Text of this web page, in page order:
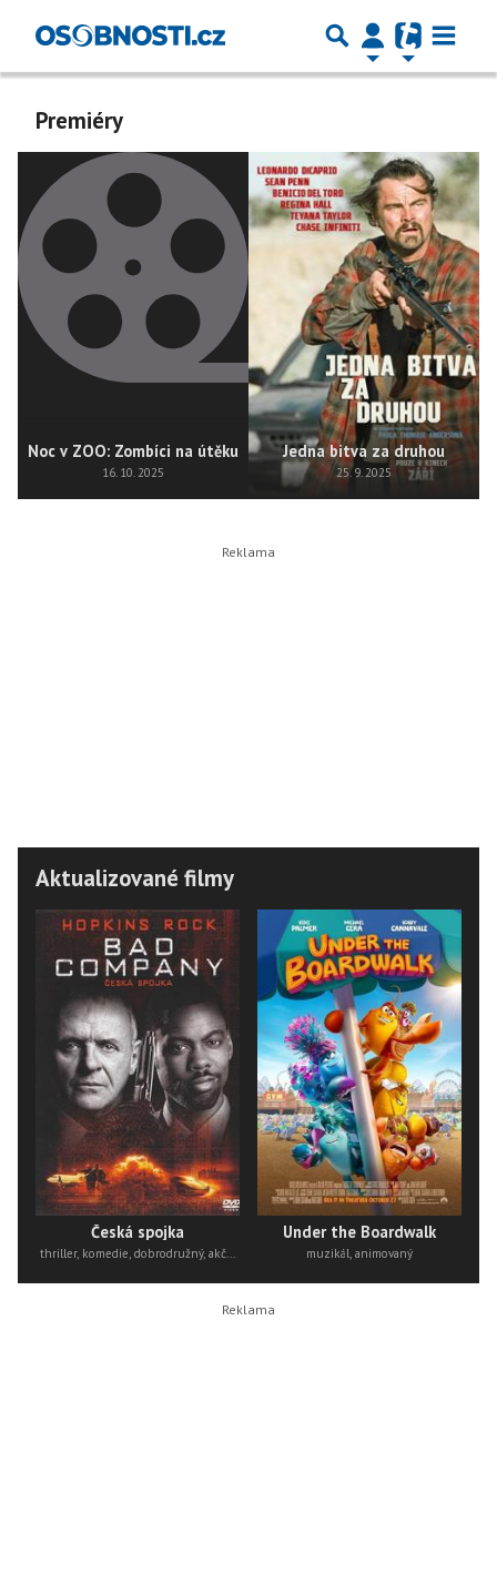
Premiéry
Noc v ZOO: Zombíci na útěku
16. 10. 2025
Jedna bitva za druhou
25. 9. 2025
Aktualizované filmy
Česká spojka
thriller, komedie, dobrodružný, akční
Under the Boardwalk
muzikál, animovaný